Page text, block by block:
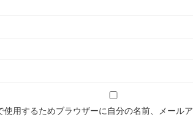
使用するためブラウザーに自分の名前、メール